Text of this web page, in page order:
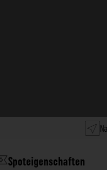
Spoteigenschaften